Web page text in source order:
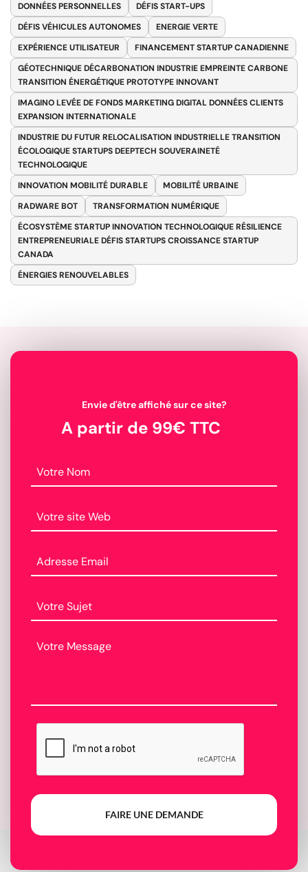
DONNÉES PERSONNELLES
DÉFIS START-UPS
DÉFIS VÉHICULES AUTONOMES
ENERGIE VERTE
EXPÉRIENCE UTILISATEUR
FINANCEMENT STARTUP CANADIENNE
GÉOTECHNIQUE DÉCARBONATION INDUSTRIE EMPREINTE CARBONE
TRANSITION ÉNERGÉTIQUE PROTOTYPE INNOVANT
IMAGINO LEVÉE DE FONDS MARKETING DIGITAL DONNÉES CLIENTS
EXPANSION INTERNATIONALE
INDUSTRIE DU FUTUR RELOCALISATION INDUSTRIELLE TRANSITION
ÉCOLOGIQUE STARTUPS DEEPTECH SOUVERAINETÉ
TECHNOLOGIQUE
INNOVATION MOBILITÉ DURABLE
MOBILITÉ URBAINE
RADWARE BOT
TRANSFORMATION NUMÉRIQUE
ÉCOSYSTÈME STARTUP INNOVATION TECHNOLOGIQUE RÉSILIENCE
ENTREPRENEURIALE DÉFIS STARTUPS CROISSANCE STARTUP
CANADA
ÉNERGIES RENOUVELABLES
Envie d'être affiché sur ce site?
A partir de 99€ TTC
FAIRE UNE DEMANDE